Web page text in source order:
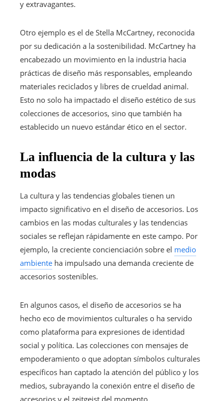
y extravagantes.
Otro ejemplo es el de Stella McCartney, reconocida
por su dedicación a la sostenibilidad. McCartney ha
encabezado un movimiento en la industria hacia
prácticas de diseño más responsables, empleando
materiales reciclados y libres de crueldad animal.
Esto no solo ha impactado el diseño estético de sus
colecciones de accesorios, sino que también ha
establecido un nuevo estándar ético en el sector.
La influencia de la cultura y las
modas
La cultura y las tendencias globales tienen un
impacto significativo en el diseño de accesorios. Los
cambios en las modas culturales y las tendencias
sociales se reflejan rápidamente en este campo. Por
ejemplo, la creciente concienciación sobre el medio
ambiente ha impulsado una demanda creciente de
accesorios sostenibles.
En algunos casos, el diseño de accesorios se ha
hecho eco de movimientos culturales o ha servido
como plataforma para expresiones de identidad
social y política. Las colecciones con mensajes de
empoderamiento o que adoptan símbolos culturales
específicos han captado la atención del público y los
medios, subrayando la conexión entre el diseño de